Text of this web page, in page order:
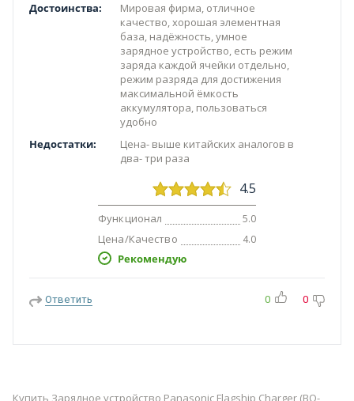
Достоинства:
Мировая фирма, отличное
качество, хорошая элементная
база, надёжность, умное
зарядное устройство, есть режим
заряда каждой ячейки отдельно,
режим разряда для достижения
максимальной ёмкость
аккумулятора, пользоваться
удобно
Недостатки:
Цена- выше китайских аналогов в
два- три раза
4.5
Функционал 5.0
Цена/Качество 4.0
Рекомендую
Ответить 0 0
Купить Зарядное устройство Panasonic Flagship Charger (BQ-